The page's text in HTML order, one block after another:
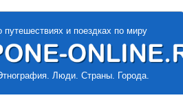
путешествиях и поездках по миру
Люди. Страны. Города.